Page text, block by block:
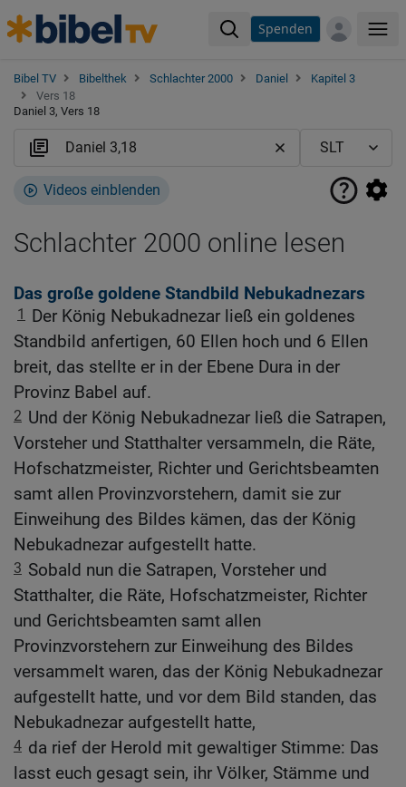
Spenden
Bibel TV Bibelthek Schlachter 2000 Daniel
Kapitel 3
Vers 18
Daniel 3, Vers 18
Videos einblenden
Schlachter 2000 online lesen
Das große goldene Standbild Nebukadnezars
1
Der König Nebukadnezar ließ ein goldenes
Standbild anfertigen, 60 Ellen hoch und 6 Ellen
breit, das stellte er in der Ebene Dura in der
Provinz Babel auf.
2 Und der König Nebukadnezar ließ die Satrapen,
Vorsteher und Statthalter versammeln, die Räte,
Hofschatzmeister, Richter und Gerichtsbeamten
samt allen Provinzvorstehern, damit sie zur
Einweihung des Bildes kämen, das der König
Nebukadnezar aufgestellt hatte.
3 Sobald nun die Satrapen, Vorsteher und
Statthalter, die Räte, Hofschatzmeister, Richter
und Gerichtsbeamten samt allen
Provinzvorstehern zur Einweihung des Bildes
versammelt waren, das der König Nebukadnezar
aufgestellt hatte, und vor dem Bild standen, das
Nebukadnezar aufgestellt hatte,
4 da rief der Herold mit gewaltiger Stimme: Das
lasst euch gesagt sein, ihr Völker, Stämme und